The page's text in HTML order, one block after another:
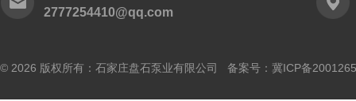
2777254410@qq.com
© 2026 版权所有：石家庄盘石泵业有限公司 备案号： 冀ICP备